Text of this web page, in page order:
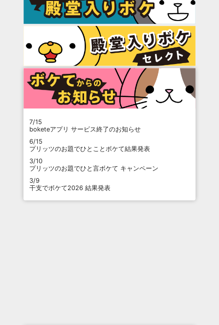
7/15
boketeアプリ サービス終了のお知らせ
6/15
プリッツのお題でひとことボケて結果発表
3/10
プリッツのお題でひと言ボケて キャンペーン
3/9
干支でボケて2026 結果発表